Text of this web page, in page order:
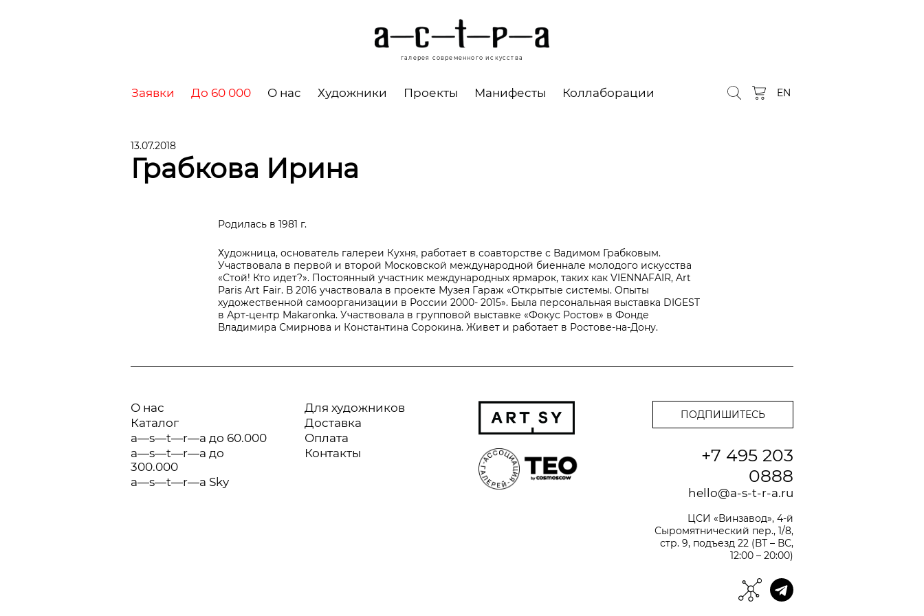
галерея современного искусства
Заявки До 60 000 О нас Художники Проекты Манифесты Коллаборации EN
13.07.2018
Грабкова Ирина
Родилась в 1981 г.
Художница, основатель галереи Кухня, работает в соавторстве с Вадимом Грабковым.
Участвовала в первой и второй Московской международной биеннале молодого искусства
«Стой! Кто идет?». Постоянный участник международных ярмарок, таких как VIENNAFAIR, Art
Paris Art Fair. В 2016 участвовала в проекте Музея Гараж «Открытые системы. Опыты
художественной самоорганизации в России 2000- 2015». Была персональная выставка DIGEST
в Арт-центр Makaronka. Участвовала в групповой выставке «Фокус Ростов» в Фонде
Владимира Смирнова и Константина Сорокина. Живет и работает в Ростове-на-Дону.
О нас
Каталог
a—s—t—r—a до 60.000
a—s—t—r—a до
300.000
a—s—t—r—a Sky
Для художников
Доставка
Оплата
Контакты
+7 495 203
0888
hello@a-s-t-r-a.ru
ЦСИ «Винзавод», 4-й
Сыромятнический пер., 1/8,
стр. 9, подъезд 22 (ВТ – ВС,
12:00 – 20:00)